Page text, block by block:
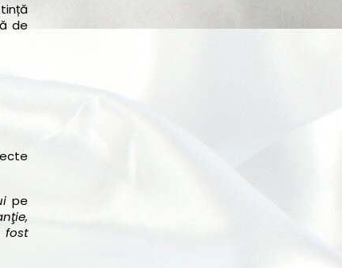
de
pe
fost